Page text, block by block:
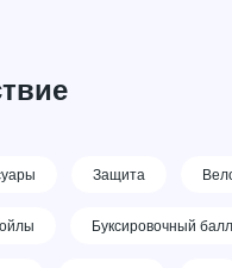
Защита
Буксировочный